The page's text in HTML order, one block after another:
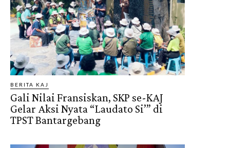
BERITA KAJ
Gali Nilai Fransiskan, SKP se-KAJ
Gelar Aksi Nyata “Laudato Si’” di
TPST Bantargebang